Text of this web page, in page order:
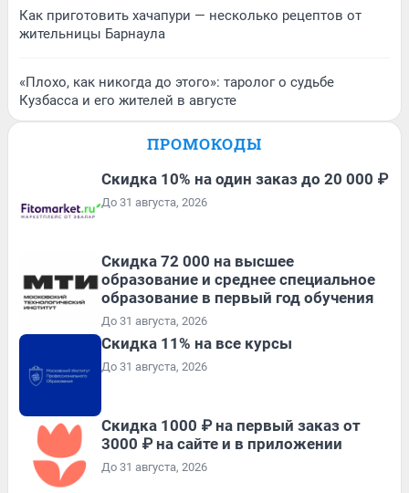
Как приготовить хачапури — несколько рецептов от
жительницы Барнаула
«Плохо, как никогда до этого»: таролог о судьбе
Кузбасса и его жителей в августе
ПРОМОКОДЫ
Скидка 10% на один заказ до 20 000 ₽
До 31 августа, 2026
Скидка 72 000 на высшее
образование и среднее специальное
образование в первый год обучения
До 31 августа, 2026
Скидка 11% на все курсы
До 31 августа, 2026
Скидка 1000 ₽ на первый заказ от
3000 ₽ на сайте и в приложении
До 31 августа, 2026